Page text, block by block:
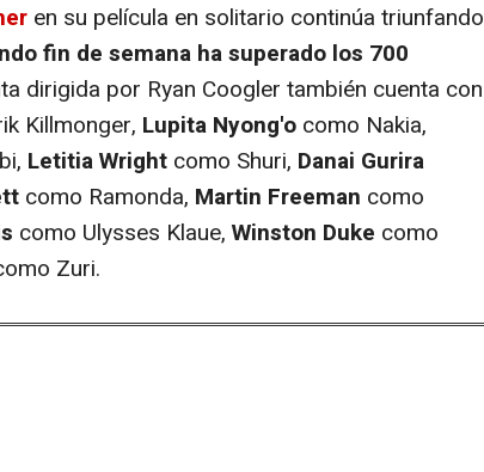
en su película en solitario continúa triunfando
fin de semana ha superado los 700
dirigida por Ryan Coogler también cuenta con
Killmonger, Lupita Nyong'o como Nakia,
Letitia Wright como Shuri, Danai Gurira
como Ramonda, Martin Freeman como
como Ulysses Klaue, Winston Duke como
Zuri.